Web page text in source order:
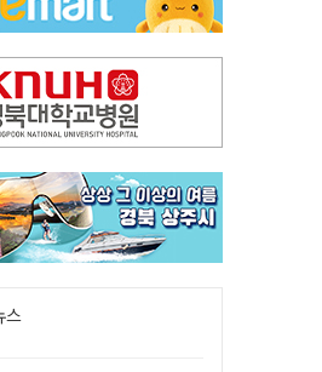
] 농지값도 흔들리나…"도지 막히면 헐값 매물 나올 수도"
스